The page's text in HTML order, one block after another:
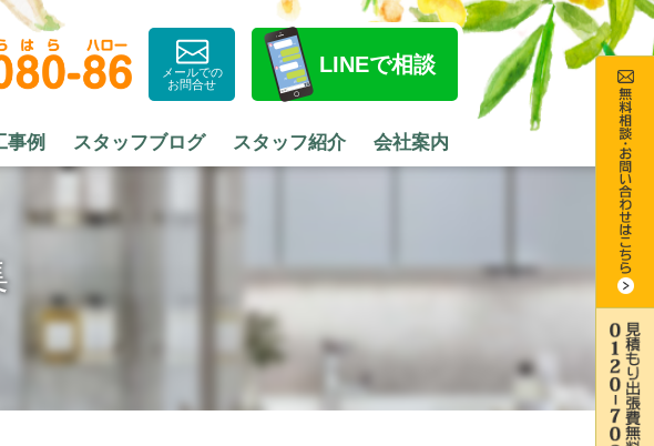
メールでの
お問合せ
LINEで相談
事例 スタッフブログ スタッフ紹介 会社案内